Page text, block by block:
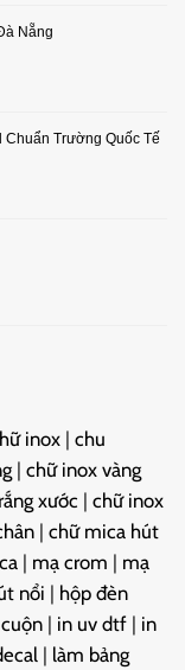
Nẵng
Chuẩn Trường Quốc Tế
inox | chu
| chữ inox vàng
xước | chữ inox
| chữ mica hút
| mạ crom | mạ
nổi | hộp đèn
| in uv dtf | in
| làm bảng